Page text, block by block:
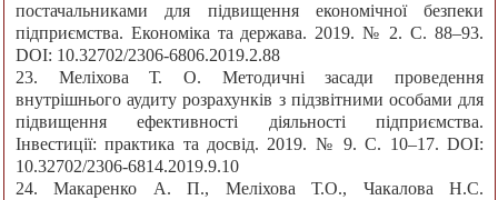
постачальниками для підвищення економічної безпеки
підприємства. Економіка та держава. 2019. № 2. С. 88–93.
DOI: 10.32702/2306-6806.2019.2.88
23. Меліхова Т. О. Методичні засади проведення
внутрішнього аудиту розрахунків з підзвітними особами для
підвищення ефективності діяльності підприємства.
Інвестиції: практика та досвід. 2019. № 9. С. 10–17. DOI:
10.32702/2306-6814.2019.9.10
24. Макаренко А. П., Меліхова Т.О., Чакалова Н.С.